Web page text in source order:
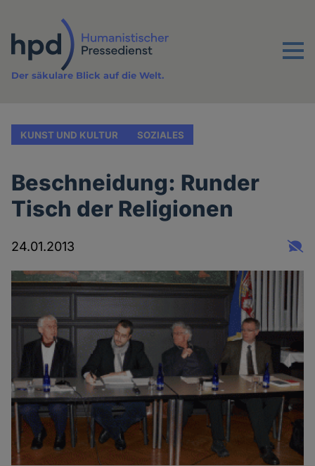
Inhalt
Menu
Der säkulare Blick auf die Welt.
KUNST UND KULTUR SOZIALES
Beschneidung: Runder
Tisch der Religionen
24.01.2013